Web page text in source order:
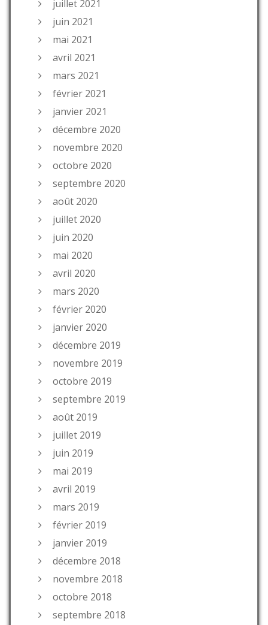
juillet 2021
juin 2021
mai 2021
avril 2021
mars 2021
février 2021
janvier 2021
décembre 2020
novembre 2020
octobre 2020
septembre 2020
août 2020
juillet 2020
juin 2020
mai 2020
avril 2020
mars 2020
février 2020
janvier 2020
décembre 2019
novembre 2019
octobre 2019
septembre 2019
août 2019
juillet 2019
juin 2019
mai 2019
avril 2019
mars 2019
février 2019
janvier 2019
décembre 2018
novembre 2018
octobre 2018
septembre 2018